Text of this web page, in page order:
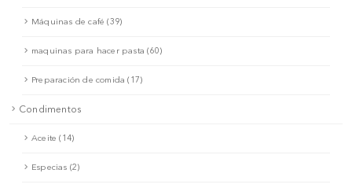
Máquinas de café (39)
maquinas para hacer pasta (60)
Preparación de comida (17)
Condimentos
Aceite (14)
Especias (2)